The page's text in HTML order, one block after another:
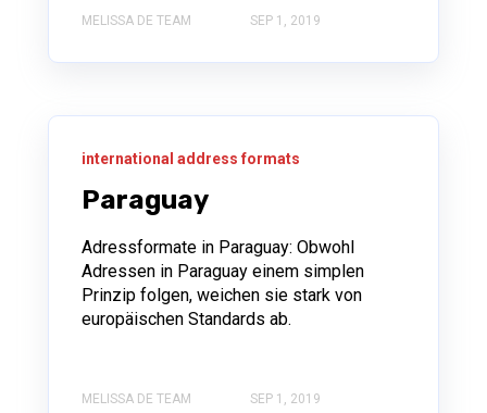
MELISSA DE TEAM SEP 1, 2019
international address formats
Paraguay
Adressformate in Paraguay: Obwohl
Adressen in Paraguay einem simplen
Prinzip folgen, weichen sie stark von
europäischen Standards ab.
MELISSA DE TEAM SEP 1, 2019